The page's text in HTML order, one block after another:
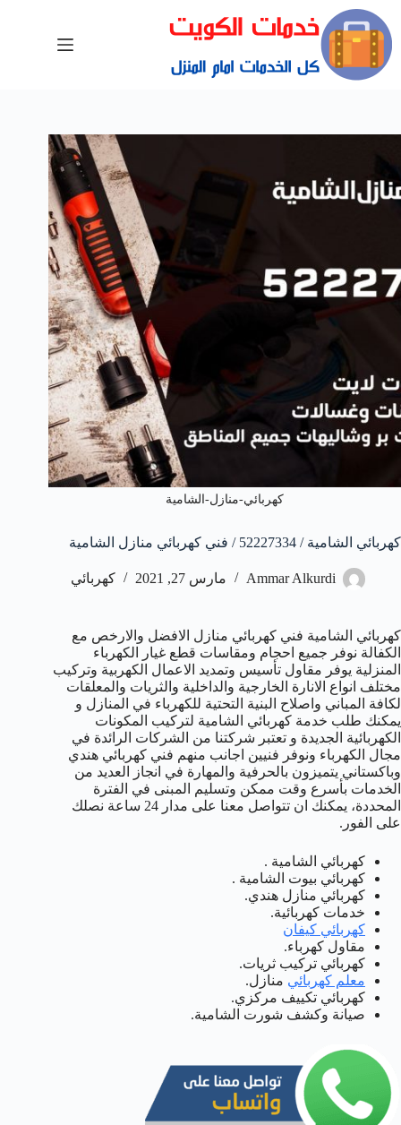
كهربائي-منازل-الشامية
كهربائي الشامية / 52227334 / فني كهربائي منازل الشامية
Ammar Alkurdi مارس 27, 2021 كهربائي
كهربائي الشامية فني كهربائي منازل الافضل والارخص مع
الكفالة نوفر جميع احجام ومقاسات قطع غيار الكهرباء
المنزلية يوفر مقاول تأسيس وتمديد الاعمال الكهربية وتركيب
مختلف انواع الانارة الخارجية والداخلية والثريات والمعلقات
لكافة المباني واصلاح البنية التحتية للكهرباء في المنازل و
يمكنك طلب خدمة كهربائي الشامية لتركيب المكونات
الكهربائية الجديدة و تعتبر شركتنا من الشركات الرائدة في
مجال الكهرباء ونوفر فنيين اجانب منهم فني كهربائي هندي
وباكستاني يتميزون بالحرفية والمهارة في انجاز العديد من
الخدمات بأسرع وقت ممكن وتسليم المبنى في الفترة
المحددة، يمكنك ان تتواصل معنا على مدار 24 ساعة نصلك
على الفور.
كهربائي الشامية .
كهربائي بيوت الشامية .
كهربائي منازل هندي.
خدمات كهربائية.
كهربائي كيفان
مقاول كهرباء.
كهربائي تركيب ثريات.
معلم كهربائي منازل.
كهربائي تكييف مركزي.
صيانة وكشف شورت الشامية.